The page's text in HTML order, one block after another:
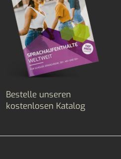
Bestelle unseren
kostenlosen Katalog